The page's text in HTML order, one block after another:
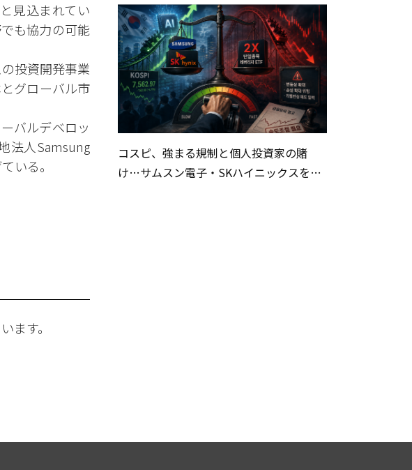
見込まれてい
も協力の可能
投資開発事業
グローバル市
バルデベロッ
法人Samsung
いる。
ます。
コスピ、強まる規制と個人投資家の賭
け…サムスン電子・SKハイニックスを巡